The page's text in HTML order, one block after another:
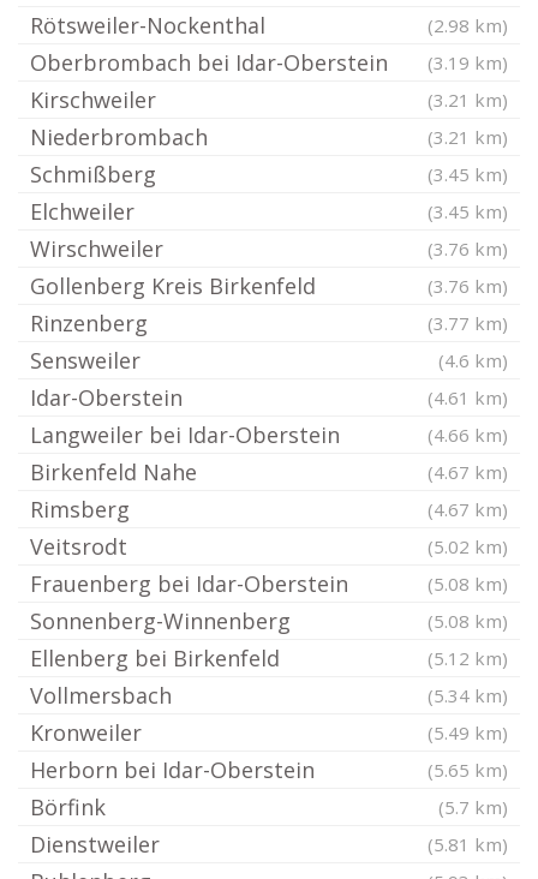
Rötsweiler-Nockenthal (2.98 km)
Oberbrombach bei Idar-Oberstein (3.19 km)
Kirschweiler (3.21 km)
Niederbrombach (3.21 km)
Schmißberg (3.45 km)
Elchweiler (3.45 km)
Wirschweiler (3.76 km)
Gollenberg Kreis Birkenfeld (3.76 km)
Rinzenberg (3.77 km)
Sensweiler (4.6 km)
Idar-Oberstein (4.61 km)
Langweiler bei Idar-Oberstein (4.66 km)
Birkenfeld Nahe (4.67 km)
Rimsberg (4.67 km)
Veitsrodt (5.02 km)
Frauenberg bei Idar-Oberstein (5.08 km)
Sonnenberg-Winnenberg (5.08 km)
Ellenberg bei Birkenfeld (5.12 km)
Vollmersbach (5.34 km)
Kronweiler (5.49 km)
Herborn bei Idar-Oberstein (5.65 km)
Börfink (5.7 km)
Dienstweiler (5.81 km)